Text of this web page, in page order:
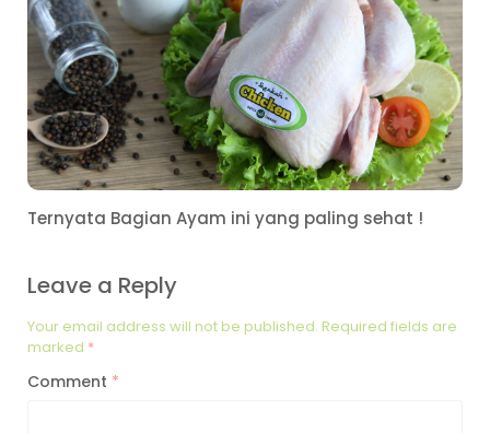
Ternyata Bagian Ayam ini yang paling sehat !
Leave a Reply
Your email address will not be published. Required fields are
marked *
Comment *